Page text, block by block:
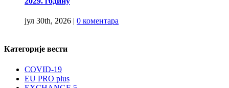
јул 30th, 2026 | 0 коментара
Категорије вести
COVID-19
EU PRO plus